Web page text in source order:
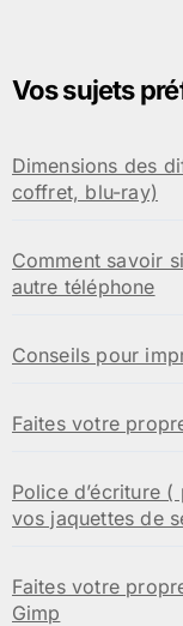
Vos sujets
Dimensions des
coffret, blu-ray)
Comment savoir
autre téléphone
Conseils pour
Faites votre
Police d’écriture
vos jaquettes de
Faites votre
Gimp